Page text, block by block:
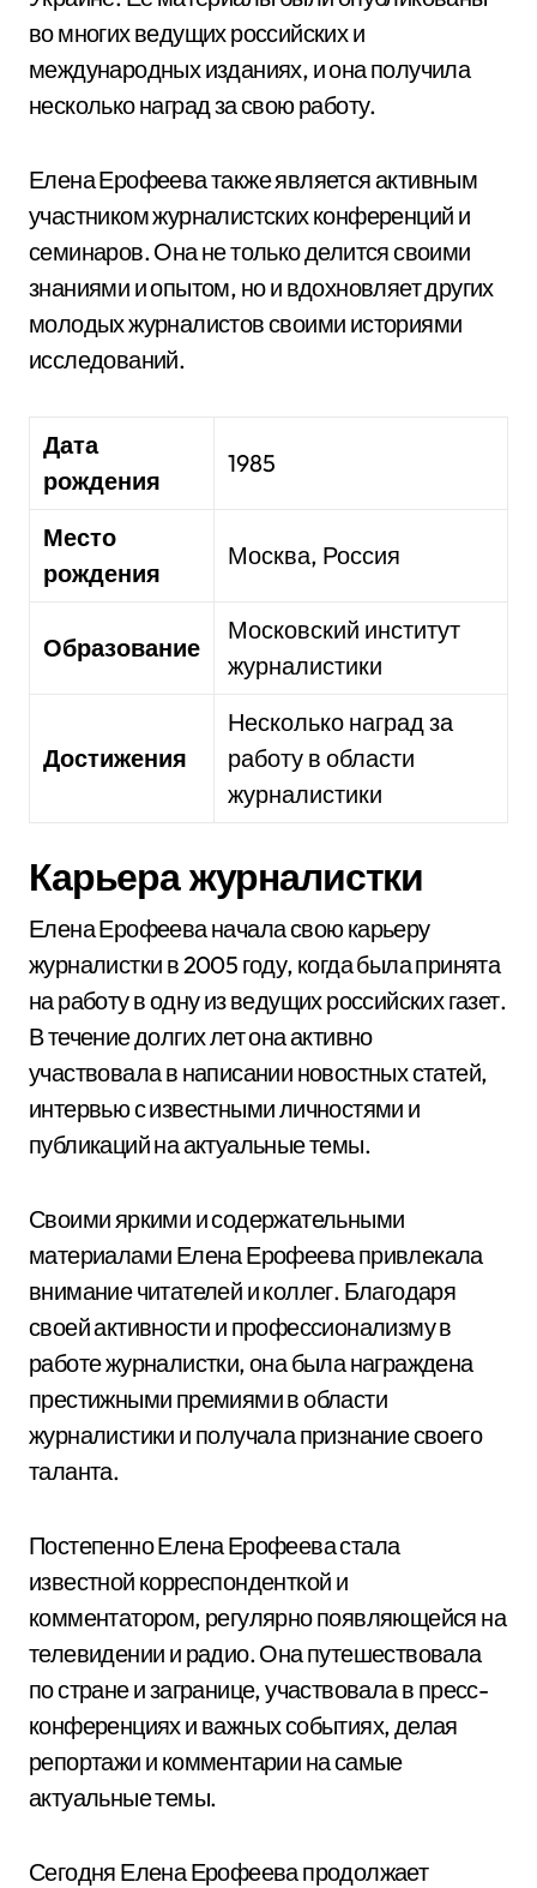
во многих ведущих российских и
международных изданиях, и она получила
несколько наград за свою работу.
Елена Ерофеева также является активным
участником журналистских конференций и
семинаров. Она не только делится своими
знаниями и опытом, но и вдохновляет других
молодых журналистов своими историями
исследований.
Дата
рождения
1985
Место
рождения
Москва, Россия
Образование
Московский институт
журналистики
Достижения
Несколько наград за
работу в области
журналистики
Карьера журналистки
Елена Ерофеева начала свою карьеру
журналистки в 2005 году, когда была принята
на работу в одну из ведущих российских газет.
В течение долгих лет она активно
участвовала в написании новостных статей,
интервью с известными личностями и
публикаций на актуальные темы.
Своими яркими и содержательными
материалами Елена Ерофеева привлекала
внимание читателей и коллег. Благодаря
своей активности и профессионализму в
работе журналистки, она была награждена
престижными премиями в области
журналистики и получала признание своего
таланта.
Постепенно Елена Ерофеева стала
известной корреспонденткой и
комментатором, регулярно появляющейся на
телевидении и радио. Она путешествовала
по стране и загранице, участвовала в пресс-
конференциях и важных событиях, делая
репортажи и комментарии на самые
актуальные темы.
Сегодня Елена Ерофеева продолжает